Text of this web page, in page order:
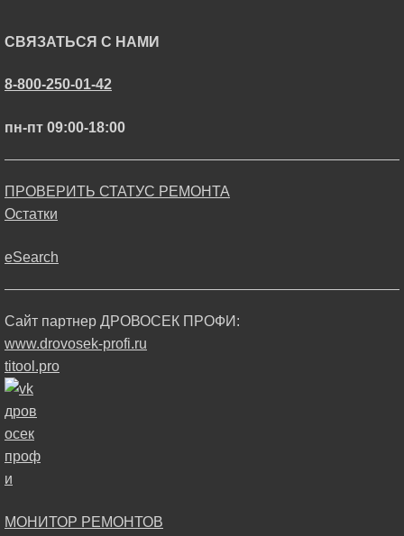
СВЯЗАТЬСЯ С НАМИ
8-800-250-01-42
пн-пт 09:00-18:00
ПРОВЕРИТЬ СТАТУС РЕМОНТА
Остатки
eSearch
Сайт партнер ДРОВОСЕК ПРОФИ:
www.drovosek-profi.ru
titool.pro
МОНИТОР РЕМОНТОВ